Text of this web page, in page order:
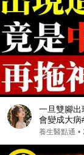
一旦雙腳出
會變成大病
肺栓塞 #銀
養生醫點通 •